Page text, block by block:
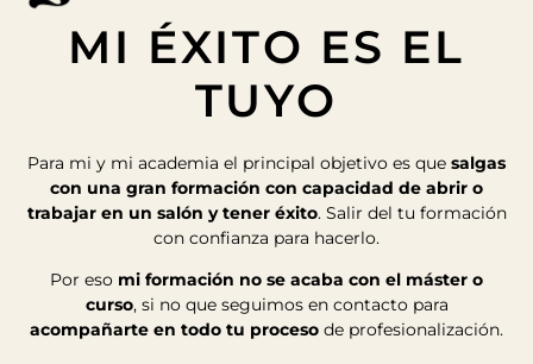
MI ÉXITO ES EL
TUYO
Para mi y mi academia el principal objetivo es que salgas
con una gran formación con capacidad de abrir o
trabajar en un salón y tener éxito. Salir del tu formación
con confianza para hacerlo.
Por eso mi formación no se acaba con el máster o
curso, si no que seguimos en contacto para
acompañarte en todo tu proceso de profesionalización.